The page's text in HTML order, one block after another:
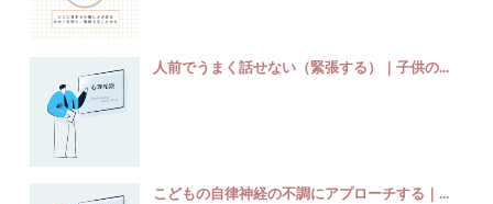
人前でうまく話せない（緊張する）｜子供の...
こどもの自律神経の不調にアプローチする｜...